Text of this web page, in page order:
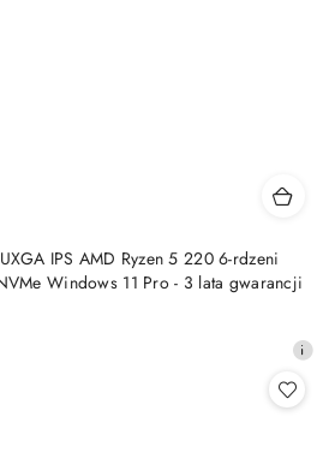
IPS AMD Ryzen 5 220 6-rdzeni
Windows 11 Pro - 3 lata gwarancji